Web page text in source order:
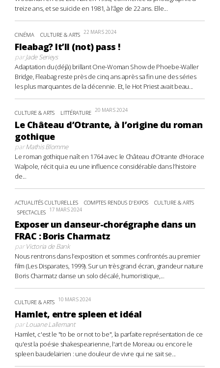
treize ans, et se suicide en 1981, à l’âge de 22 ans. Elle...
CINÉMA CULTURE & ARTS 22 MARS 2024
Fleabag? It’ll (not) pass !
parJade Serieys
Adaptation du (déjà) brillant One-Woman Show de Phoebe-Waller
Bridge, Fleabag reste près de cinq ans après sa fin une des séries
les plus marquantes de la décennie. Et, le Hot Priest avait beau...
CULTURE & ARTS LITTÉRATURE 20 MARS 2024
Le Château d’Otrante, à l’origine du roman
gothique
parMathis Blomme
Le roman gothique naît en 1764 avec le Château d’Otrante d’Horace
Walpole, récit qui a eu une influence considérable dans l’histoire
de...
ACTUALITÉS CULTURELLES COMPTES RENDUS D'EXPOS
CULTURE & ARTS
SPECTACLES 17 MARS 2024
Exposer un danseur-chorégraphe dans un
FRAC : Boris Charmatz
parVictoria de Bank
Nous rentrons dans l’exposition et sommes confrontés au premier
film (Les Disparates, 1999). Sur un très grand écran, grandeur nature
Boris Charmatz danse un solo décalé, humoristique,...
CULTURE & ARTS 10 MARS 2024
Hamlet, entre spleen et idéal
parLouane Lallemant
Hamlet, c'est le "to be or not to be", la parfaite représentation de ce
qu'est la poésie shakespearienne, l'art de Moreau ou encore le
spleen baudelairien : une douleur de vivre qui ne sait se...